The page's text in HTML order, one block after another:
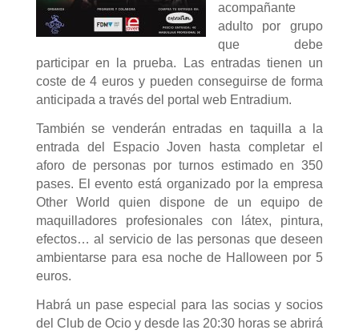
acompañante
adulto por grupo
que debe
participar en la prueba. Las entradas tienen un
coste de 4 euros y pueden conseguirse de forma
anticipada a través del portal web Entradium.
También se venderán entradas en taquilla a la
entrada del Espacio Joven hasta completar el
aforo de personas por turnos estimado en 350
pases. El evento está organizado por la empresa
Other World quien dispone de un equipo de
maquilladores profesionales con látex, pintura,
efectos… al servicio de las personas que deseen
ambientarse para esa noche de Halloween por 5
euros.
Habrá un pase especial para las socias y socios
del Club de Ocio y desde las 20:30 horas se abrirá